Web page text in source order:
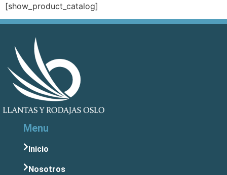
[show_product_catalog]
Menu
Inicio
Nosotros